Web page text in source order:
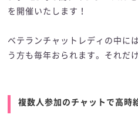
を開催いたします！
ベテランチャットレディの中に
う方も毎年おられます。それだ
複数人参加のチャットで高時